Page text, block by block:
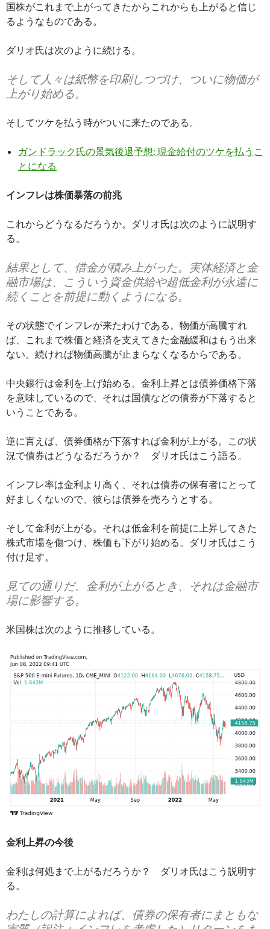
国株がこれまで上がってきたからこれからも上がると信じ
るようなものである。
ダリオ氏は次のように続ける。
そして人々は紙幣を印刷しつづけ、ついに物価が
上がり始める。
そしてツケを払う時がついに来たのである。
ガンドラック氏の景気後退予想: 現金給付のツケを払うこ
とになる
インフレは株価暴落の前兆
これからどうなるだろうか。ダリオ氏は次のように説明す
る。
結果として、借金が積み上がった。実体経済と金
融市場は、こういう資金供給や超低金利が永遠に
続くことを前提に動くようになる。
その状態でインフレが来たわけである。物価が高騰すれ
ば、これまで株価と経済を支えてきた金融緩和はもう出来
ない。続ければ物価高騰が止まらなくなるからである。
中央銀行は金利を上げ始める。金利上昇とは債券価格下落
を意味しているので、それは国債などの債券が下落すると
いうことである。
逆に言えば、債券価格が下落すれば金利が上がる。この状
況で債券はどうなるだろうか？ ダリオ氏はこう語る。
インフレ率は金利より高く、それは債券の保有者にとって
好ましくないので、彼らは債券を売ろうとする。
そして金利が上がる。それは低金利を前提に上昇してきた
株式市場を傷つけ、株価も下がり始める。ダリオ氏はこう
付け足す。
見ての通りだ。金利が上がるとき、それは金融市
場に影響する。
米国株は次のように推移している。
金利上昇の今後
金利は何処まで上がるだろうか？ ダリオ氏はこう説明す
る。
わたしの計算によれば、債券の保有者にまともな